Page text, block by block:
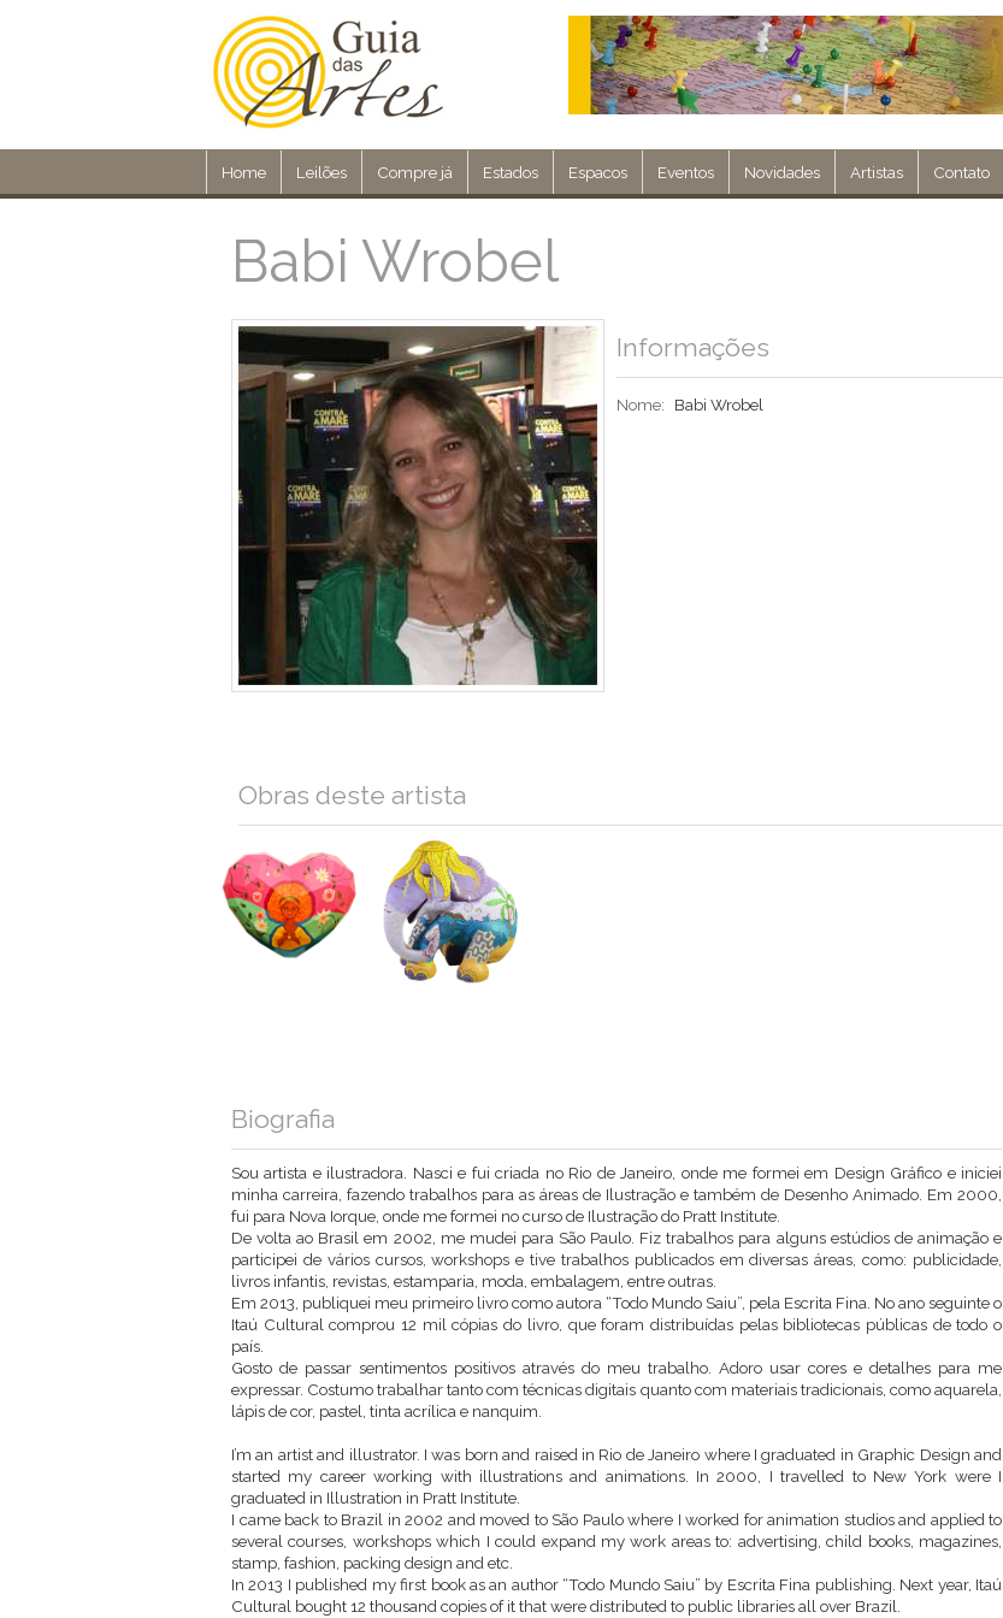
Home Leilões Compre já Estados Espacos Eventos Novidades Artistas Contato
Babi Wrobel
Informações
Nome: Babi Wrobel
Obras deste artista
Biografia
Sou artista e ilustradora. Nasci e fui criada no Rio de Janeiro, onde me formei em Design Gráfico e iniciei
minha carreira, fazendo trabalhos para as áreas de Ilustração e também de Desenho Animado. Em 2000,
fui para Nova Iorque, onde me formei no curso de Ilustração do Pratt Institute.
De volta ao Brasil em 2002, me mudei para São Paulo. Fiz trabalhos para alguns estúdios de animação e
participei de vários cursos, workshops e tive trabalhos publicados em diversas áreas, como: publicidade,
livros infantis, revistas, estamparia, moda, embalagem, entre outras.
Em 2013, publiquei meu primeiro livro como autora “Todo Mundo Saiu”, pela Escrita Fina. No ano seguinte o
Itaú Cultural comprou 12 mil cópias do livro, que foram distribuídas pelas bibliotecas públicas de todo o
país.
Gosto de passar sentimentos positivos através do meu trabalho. Adoro usar cores e detalhes para me
expressar. Costumo trabalhar tanto com técnicas digitais quanto com materiais tradicionais, como aquarela,
lápis de cor, pastel, tinta acrílica e nanquim.
I’m an artist and illustrator. I was born and raised in Rio de Janeiro where I graduated in Graphic Design and
started my career working with illustrations and animations. In 2000, I travelled to New York were I
graduated in Illustration in Pratt Institute.
I came back to Brazil in 2002 and moved to São Paulo where I worked for animation studios and applied to
several courses, workshops which I could expand my work areas to: advertising, child books, magazines,
stamp, fashion, packing design and etc.
In 2013 I published my first book as an author “Todo Mundo Saiu” by Escrita Fina publishing. Next year, Itaú
Cultural bought 12 thousand copies of it that were distributed to public libraries all over Brazil.